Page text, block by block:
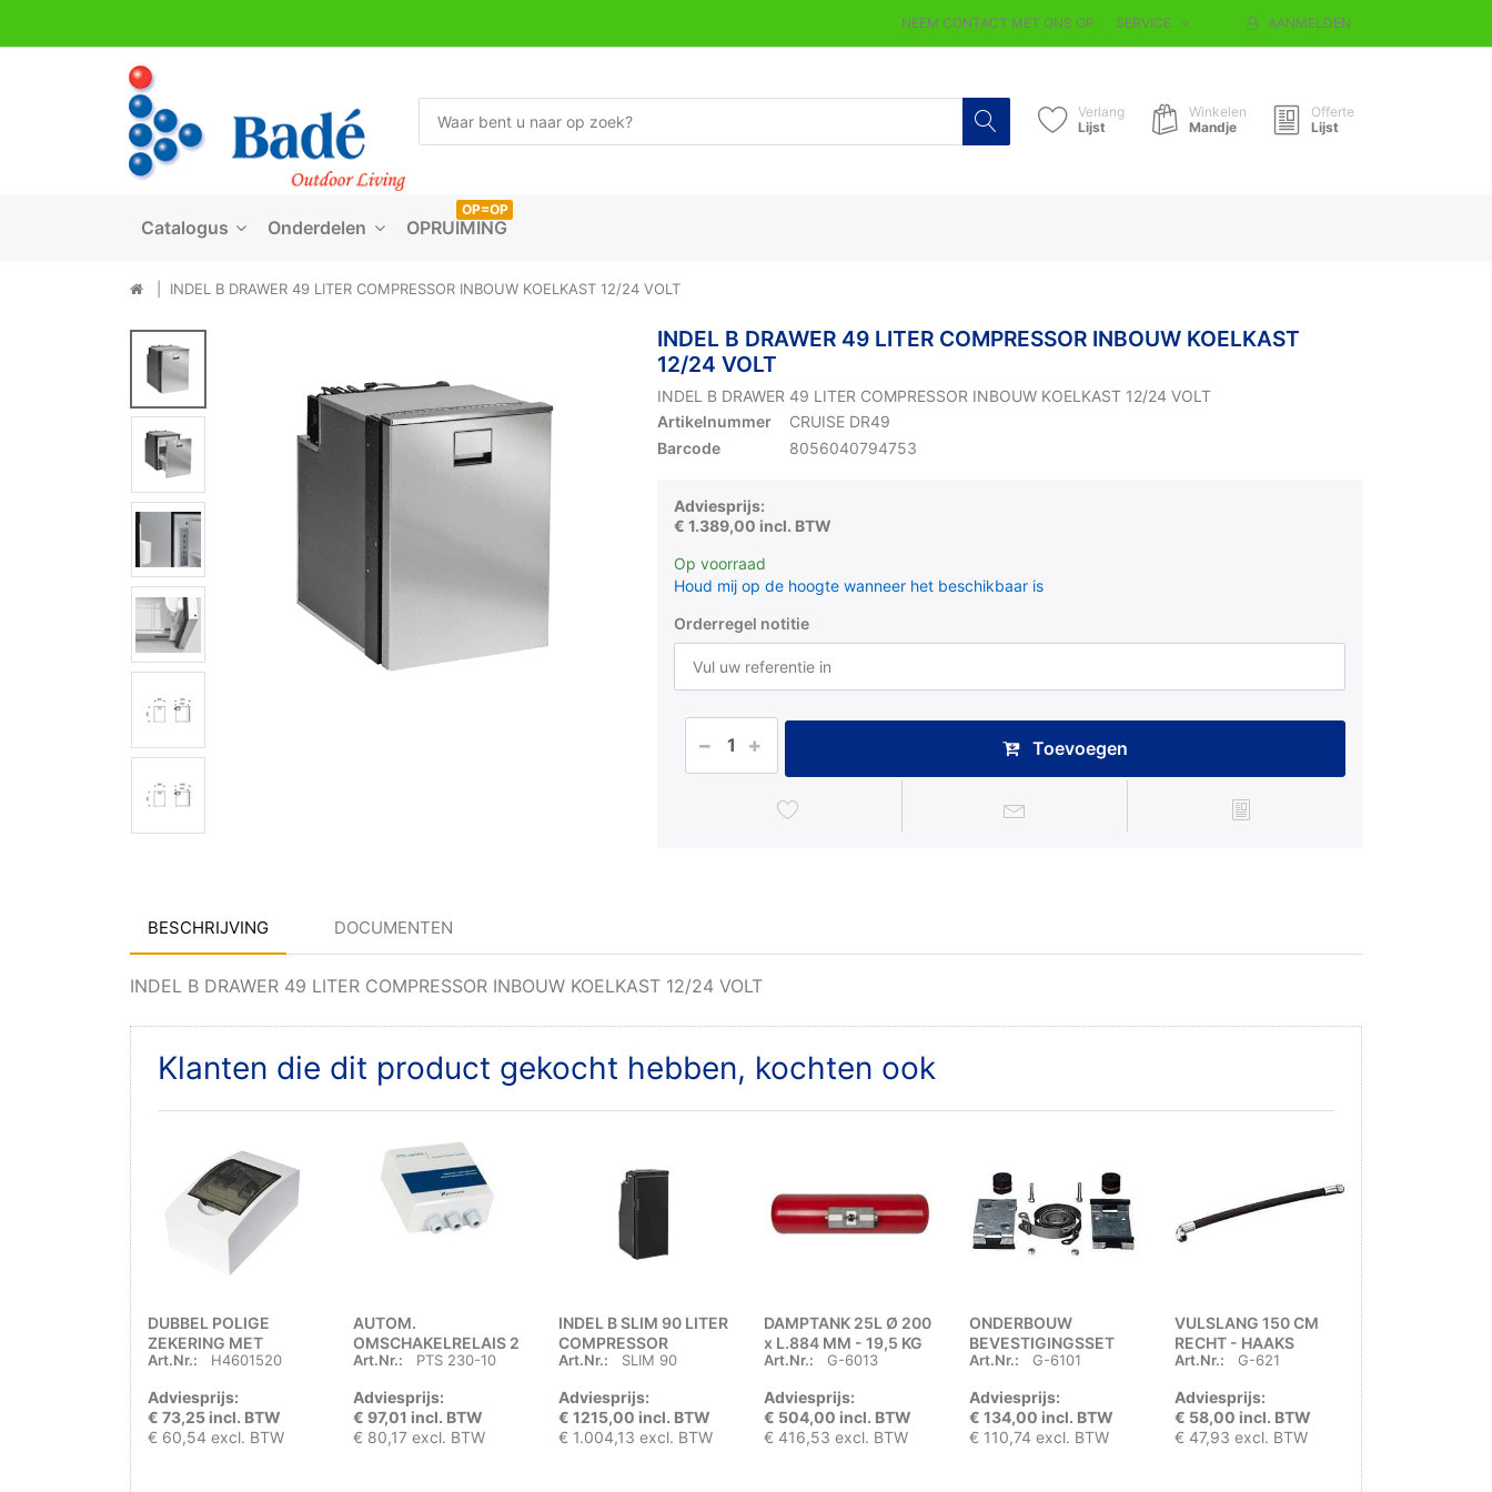
NEEM CONTACT MET ONS OP SERVICE AANMELDEN
Verlang
Lijst
Winkelen
Mandje
Offerte
Lijst
Catalogus Onderdelen OPRUIMING
OP=OP
INDEL B DRAWER 49 LITER COMPRESSOR INBOUW KOELKAST 12/24 VOLT
INDEL B DRAWER 49 LITER COMPRESSOR INBOUW KOELKAST
12/24 VOLT
INDEL B DRAWER 49 LITER COMPRESSOR INBOUW KOELKAST 12/24 VOLT
Artikelnummer
CRUISE DR49
Barcode
8056040794753
Adviesprijs:
€ 1.389,00 incl. BTW
Op voorraad
Houd mij op de hoogte wanneer het beschikbaar is
Orderregel notitie
Toevoegen
BESCHRIJVING DOCUMENTEN
INDEL B DRAWER 49 LITER COMPRESSOR INBOUW KOELKAST 12/24 VOLT
Klanten die dit product gekocht hebben, kochten ook
DUBBEL POLIGE
ZEKERING MET
AARDLEKSCHAKELAAR
Art.Nr.: H4601520
Adviesprijs:
€ 73,25 incl. BTW
€ 60,54 excl. BTW
AUTOM.
OMSCHAKELRELAIS 2
X 230 VAC - 10 AMP.
Art.Nr.: PTS 230-10
Adviesprijs:
€ 97,01 incl. BTW
€ 80,17 excl. BTW
INDEL B SLIM 90 LITER
COMPRESSOR
INBOUW KOELKAST
Art.Nr.: SLIM 90
Adviesprijs:
€ 1215,00 incl. BTW
€ 1.004,13 excl. BTW
DAMPTANK 25L Ø 200
x L.884 MM - 19,5 KG
Art.Nr.: G-6013
Adviesprijs:
€ 504,00 incl. BTW
€ 416,53 excl. BTW
ONDERBOUW
BEVESTIGINGSSET
200-240 MM LPG
Art.Nr.: G-6101
Adviesprijs:
€ 134,00 incl. BTW
€ 110,74 excl. BTW
VULSLANG 150 CM
RECHT - HAAKS
Art.Nr.: G-621
Adviesprijs:
€ 58,00 incl. BTW
€ 47,93 excl. BTW